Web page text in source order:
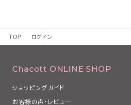
TOP ログイン
Chacott ONLINE SHOP
ショッピングガイド
お客様の声・レビュー